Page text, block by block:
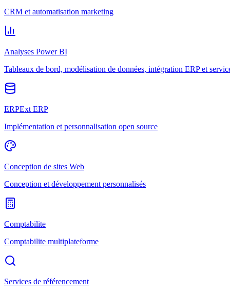
CRM et automatisation marketing
Analyses Power BI
Tableaux de bord, modélisation de données, intégration ERP et
ERPExt ERP
Implémentation et personnalisation open source
Conception de sites Web
Conception et développement personnalisés
Comptabilite
Comptabilite multiplateforme
Services de référencement